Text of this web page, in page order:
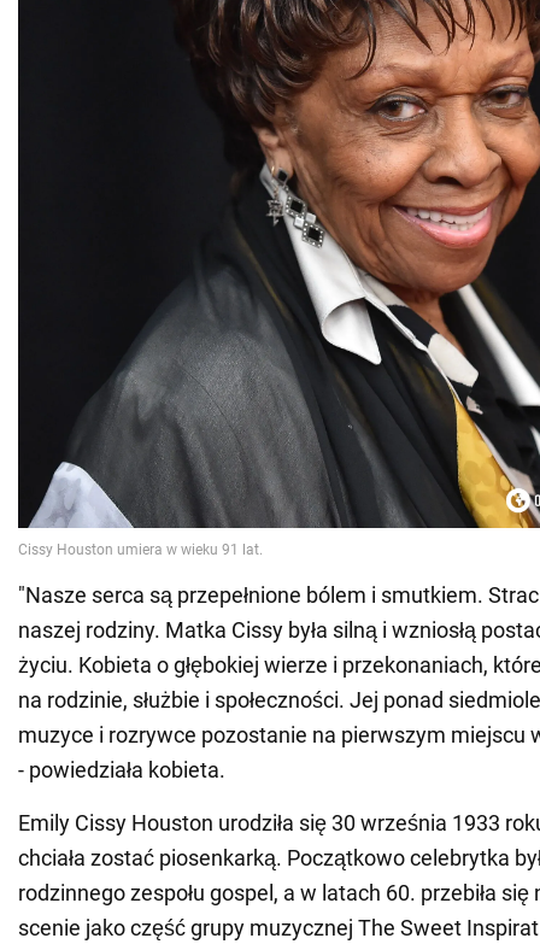
"Nasze serca są przepełnione bólem i smutkiem.
naszej rodziny. Matka Cissy była silną i wzniosłą
życiu. Kobieta o głębokiej wierze i przekonaniach,
na rodzinie, służbie i społeczności. Jej ponad
muzyce i rozrywce pozostanie na pierwszym miejscu
- powiedziała kobieta.
Emily Cissy Houston urodziła się 30 września 1933
chciała zostać piosenkarką. Początkowo celebrytka
rodzinnego zespołu gospel, a w latach 60. przebiła
scenie jako część grupy muzycznej The Sweet